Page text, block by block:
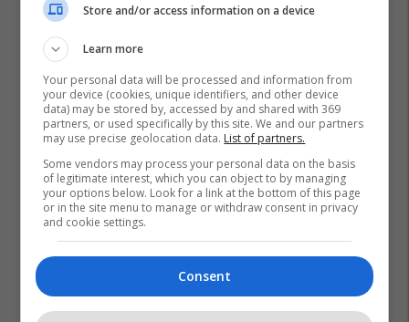
Store and/or access information on a device
Learn more
Your personal data will be processed and information from
your device (cookies, unique identifiers, and other device
data) may be stored by, accessed by and shared with 369
partners, or used specifically by this site. We and our partners
may use precise geolocation data. List of partners.
Some vendors may process your personal data on the basis
of legitimate interest, which you can object to by managing
your options below. Look for a link at the bottom of this page
or in the site menu to manage or withdraw consent in privacy
and cookie settings.
Consent